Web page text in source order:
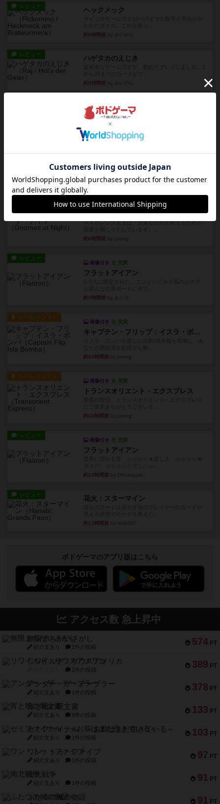
レビュー ヘックメック
約5時間前
レビュー ハゲタカのえじき
約5時間前
ジャスト・ワン
まぁ面白かった‼️よくテレビとかのバラエティなん
かで、お題がわからずに...
約5時間前by みいやん
ピタッコカルタ
ボドゲ相席会でプレイしましたひらがなが書かれ
たカードを2枚まで手をつけ...
約6時間前by みいやん
画像付き 充実
ノームズ・アット・ナイト
ベネボレンス女王は、忠実な臣民を称えるための
約6時間前
レビュー
画像付き 充実
フラットアイアン
約7時間前
ルール/インスト
画像付き 充実
キャプテン・フリップ：イスラ・ボンバ
約10時間前
ルール/インスト
画像付き 充実
トランスオリエント・エクスプレス
約10時間前
レビュー
画像付き 充実
フラットアイアン
約12時間前
レビュー 花火：スターマイン
約13時間前
ボドゲーマのアプリ版はこちら
アクセス数 急上昇中
574 PT
無限まちがいさがし
紹介文あり 2件の投稿
389 PT
リワイルド：サウスアメリカ
2件の投稿
378 PT
アンダー・ザ・テーブラー
紹介文あり 1件の投稿
133 PT
宵と暁の呪文書
紹介文あり 8件の投稿
103 PT
セミファイナル ～お前はまだ生きている～
紹介文あり 1件の投稿
97 PT
ワン・トゥ・ファイブ
紹介文あり 1件の投稿
91 PT
南北戦争
紹介文あり 1件の投稿
91 PT
ふたつの城の物語